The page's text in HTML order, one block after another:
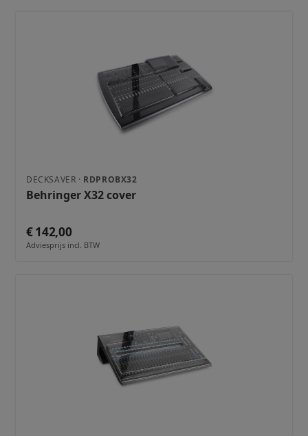
DECKSAVER · RDPROBX32
Behringer X32 cover
€ 142,00
Adviesprijs incl. BTW